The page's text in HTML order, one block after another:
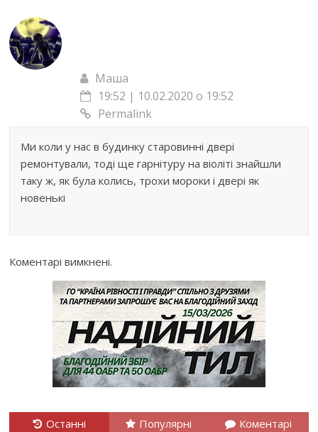
Маша
19:52 | 10.02.2020 о 19:52
Permalink
Ми коли у нас в будинку старовинні двері
ремонтували, тоді ще гарнітуру на віоліті знайшли
таку ж, як була колись, трохи мороки і двері як
новенькі
Коментарі вимкнені.
Останні Популярні Коментарі